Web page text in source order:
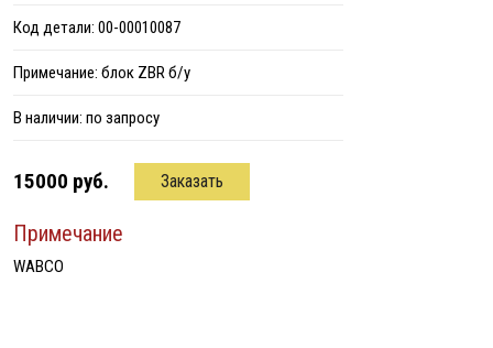
Код детали: 00-00010087
Примечание: блок ZBR б/у
В наличии: по запросу
15000 руб. Заказать
Примечание
WABCO